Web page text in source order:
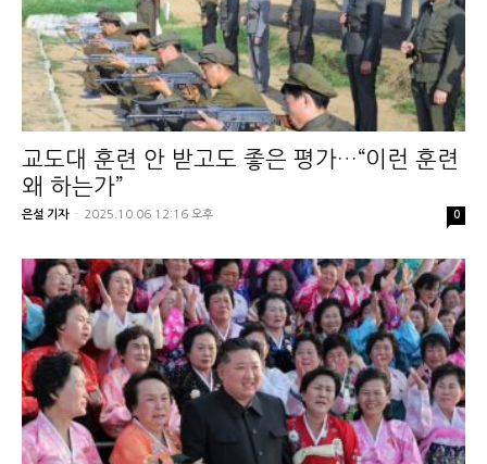
교도대 훈련 안 받고도 좋은 평가…“이런 훈련
왜 하는가”
은설 기자 - 2025.10.06 12:16 오후 0